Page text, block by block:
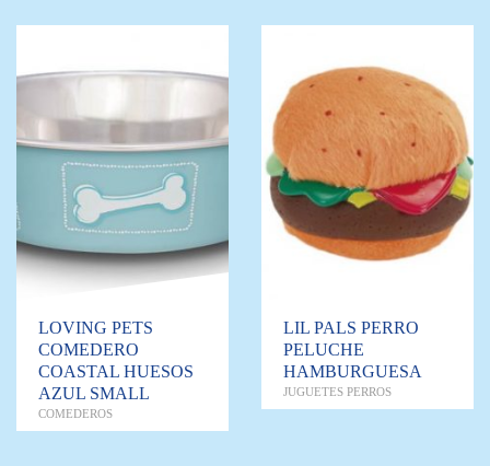
LOVING PETS
COMEDERO
COASTAL HUESOS
AZUL SMALL
COMEDEROS
LIL PALS PERRO
PELUCHE
HAMBURGUESA
JUGUETES PERROS